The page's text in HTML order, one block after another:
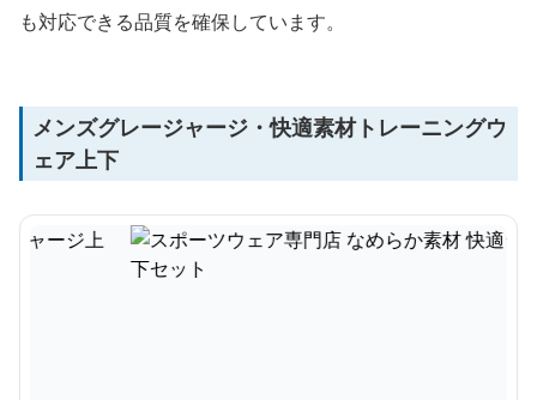
も対応できる品質を確保しています。
メンズグレージャージ・快適素材トレーニングウ
ェア上下